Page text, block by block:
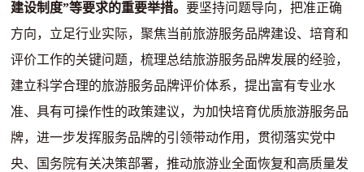
建设制度”等要求的重要举措。要坚持问题导向，把准正确
方向，立足行业实际，聚焦当前旅游服务品牌建设、培育和
评价工作的关键问题，梳理总结旅游服务品牌发展的经验，
建立科学合理的旅游服务品牌评价体系，提出富有专业水
准、具有可操作性的政策建议，为加快培育优质旅游服务品
牌，进一步发挥服务品牌的引领带动作用，贯彻落实党中
央、国务院有关决策部署，推动旅游业全面恢复和高质量发